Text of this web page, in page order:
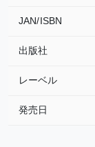
JAN/ISBN
出版社
レーベル
発売日